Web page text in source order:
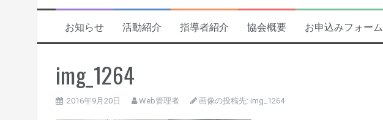
お知らせ 活動紹介 指導者紹介 協会概要 お申込みフォーム
img_1264
2016年9月20日 Web管理者 画像の投稿先: img_1264